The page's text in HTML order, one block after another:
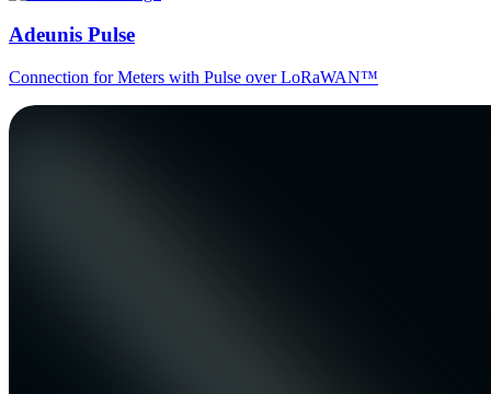
Adeunis Pulse
Connection for Meters with Pulse over LoRaWAN™